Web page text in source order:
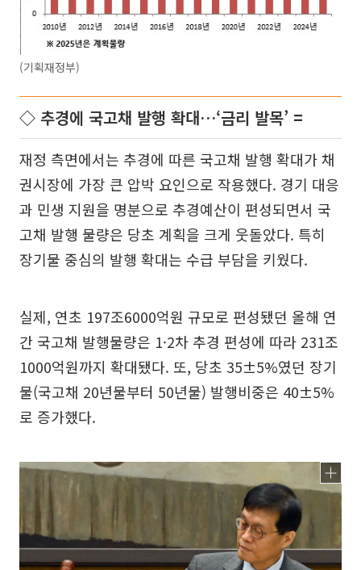
(기획재정부)
◇ 추경에 국고채 발행 확대…‘금리 발목’ =
재정 측면에서는 추경에 따른 국고채 발행 확대가 채
권시장에 가장 큰 압박 요인으로 작용했다. 경기 대응
과 민생 지원을 명분으로 추경예산이 편성되면서 국
고채 발행 물량은 당초 계획을 크게 웃돌았다. 특히
장기물 중심의 발행 확대는 수급 부담을 키웠다.
실제, 연초 197조6000억원 규모로 편성됐던 올해 연
간 국고채 발행물량은 1·2차 추경 편성에 따라 231조
1000억원까지 확대됐다. 또, 당초 35±5%였던 장기
물(국고채 20년물부터 50년물) 발행비중은 40±5%
로 증가했다.